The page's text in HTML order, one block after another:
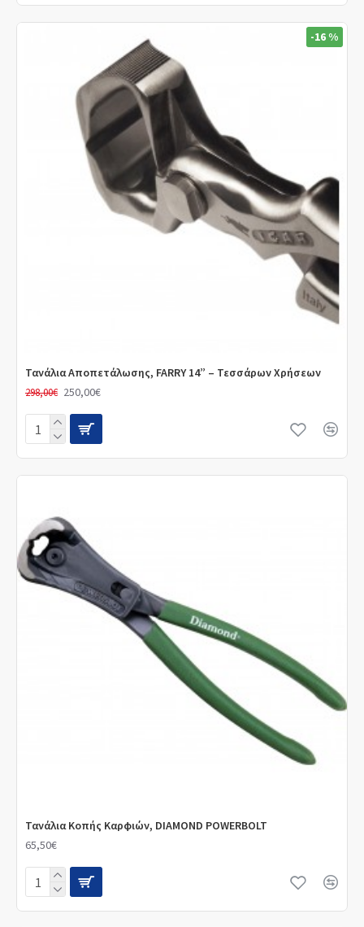
-16 %
Τανάλια Αποπετάλωσης, FARRY 14” – Τεσσάρων Χρήσεων
250,00€
298,00€
Τανάλια Κοπής Καρφιών, DIAMOND POWERBOLT
65,50€